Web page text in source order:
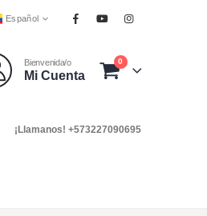
Español
Bienvenida/o
Mi Cuenta
0
¡Llamanos! +573227090695